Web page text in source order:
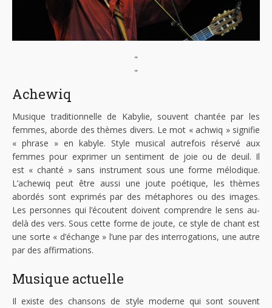
"
"
Achewiq
Musique traditionnelle de Kabylie, souvent chantée par les
femmes, aborde des thèmes divers. Le mot « achwiq » signifie
« phrase » en kabyle. Style musical autrefois réservé aux
femmes pour exprimer un sentiment de joie ou de deuil. Il
est « chanté » sans instrument sous une forme mélodique.
L’achewiq peut être aussi une joute poétique, les thèmes
abordés sont exprimés par des métaphores ou des images.
Les personnes qui l’écoutent doivent comprendre le sens au-
delà des vers. Sous cette forme de joute, ce style de chant est
une sorte « d’échange » l’une par des interrogations, une autre
par des affirmations.
Musique actuelle
Il existe des chansons de style moderne qui sont souvent